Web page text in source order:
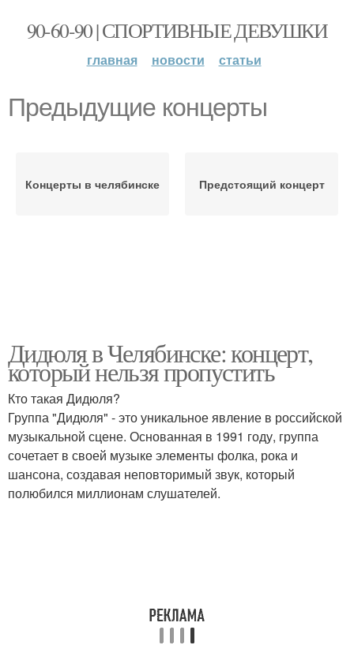
90-60-90 | СПОРТИВНЫЕ ДЕВУШКИ
главная новости статьи
Предыдущие концерты
Концерты в челябинске Предстоящий концерт
Дидюля в Челябинске: концерт,
который нельзя пропустить
Кто такая Дидюля?
Группа "Дидюля" - это уникальное явление в российской
музыкальной сцене. Основанная в 1991 году, группа
сочетает в своей музыке элементы фолка, рока и
шансона, создавая неповторимый звук, который
полюбился миллионам слушателей.